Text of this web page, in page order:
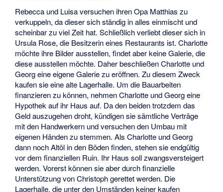
Rebecca und Luisa versuchen ihren Opa Matthias zu
verkuppeln, da dieser sich ständig in alles einmischt und
scheinbar zu viel Zeit hat. Schließlich verliebt dieser sich in
Ursula Rose, die Besitzerin eines Restaurants ist. Charlotte
möchte ihre Bilder ausstellen, findet aber keine Galerie, die
diese ausstellen möchte. Daher beschließen Charlotte und
Georg eine eigene Galerie zu eröffnen. Zu diesem Zweck
kaufen sie eine alte Lagerhalle. Um die Bauarbeiten
finanzieren zu können, nehmen Charlotte und Georg eine
Hypothek auf ihr Haus auf. Da den beiden trotzdem das
Geld auszugehen droht, kündigen sie sämtliche Verträge
mit den Handwerkern und versuchen den Umbau mit
eigenen Händen zu stemmen. Als Charlotte und Georg
dann noch Altöl in den Böden finden, stehen sie endgültig
vor dem finanziellen Ruin. Ihr Haus soll zwangsversteigert
werden. Vorerst können sie aber durch finanzielle
Unterstützung von Christoph gerettet werden. Die
Lagerhalle, die unter den Umständen keiner kaufen